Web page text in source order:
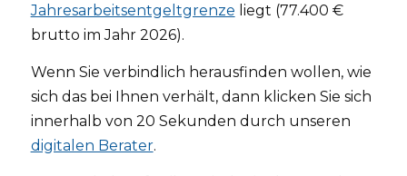
Jahresarbeitsentgeltgrenze liegt (77.400 €
brutto im Jahr 2026).
Wenn Sie verbindlich herausfinden wollen, wie
sich das bei Ihnen verhält, dann klicken Sie sich
innerhalb von 20 Sekunden durch unseren
digitalen Berater.